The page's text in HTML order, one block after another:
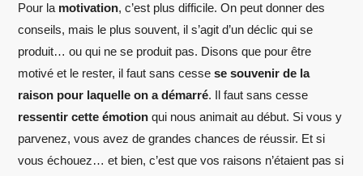
Pour la motivation, c’est plus difficile. On peut donner des
conseils, mais le plus souvent, il s’agit d’un déclic qui se
produit… ou qui ne se produit pas. Disons que pour être
motivé et le rester, il faut sans cesse se souvenir de la
raison pour laquelle on a démarré. Il faut sans cesse
ressentir cette émotion qui nous animait au début. Si vous y
parvenez, vous avez de grandes chances de réussir. Et si
vous échouez… et bien, c’est que vos raisons n’étaient pas si